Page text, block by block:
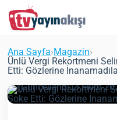
Ana Sayfa›Magazin›
Ünlü Vergi Rekortmeni
Etti: Gözlerine
Ünlü Vergi
Etti: Gözlerine
Zeynep Öztürk
(Güncellendi: 3 Ekim